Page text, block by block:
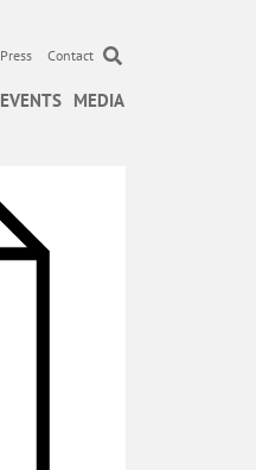
Press Contact
EVENTS MEDIA